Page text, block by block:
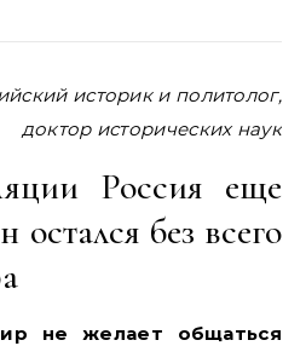
историк и политолог,
доктор исторических наук
Россия еще
без всего
не желает общаться